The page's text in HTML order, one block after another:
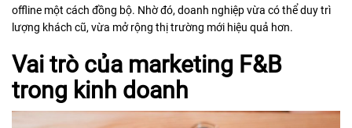
offline một cách đồng bộ. Nhờ đó, doanh nghiệp vừa có thể duy trì
lượng khách cũ, vừa mở rộng thị trường mới hiệu quả hơn.
Vai trò của marketing F&B
trong kinh doanh